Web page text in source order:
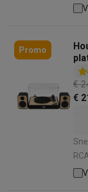
Promo
€
€